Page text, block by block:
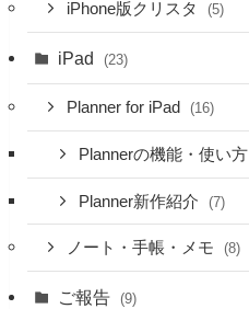
iPhone版クリスタ (5)
iPad (23)
Planner for iPad (16)
Plannerの機能・使い方
Planner新作紹介 (7)
ノート・手帳・メモ (8)
ご報告 (9)